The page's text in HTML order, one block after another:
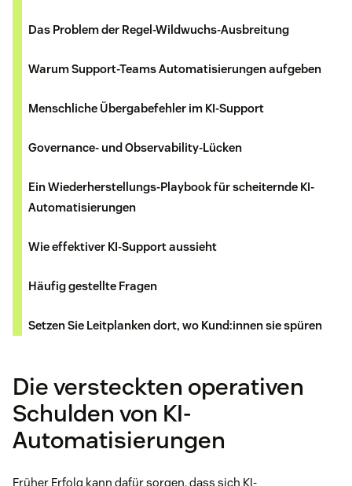
Das Problem der Regel-Wildwuchs-Ausbreitung
Warum Support-Teams Automatisierungen aufgeben
Menschliche Übergabefehler im KI-Support
Governance- und Observability-Lücken
Ein Wiederherstellungs-Playbook für scheiternde KI-
Automatisierungen
Wie effektiver KI-Support aussieht
Häufig gestellte Fragen
Setzen Sie Leitplanken dort, wo Kund:innen sie spüren
Die versteckten operativen
Schulden von KI-
Automatisierungen
Früher Erfolg kann dafür sorgen, dass sich KI-